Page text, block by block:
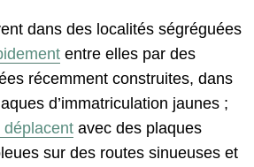
dans des localités ségréguées
entre elles par des
récemment construites, dans
d’immatriculation jaunes ;
déplacent avec des plaques
sur des routes sinueuses et